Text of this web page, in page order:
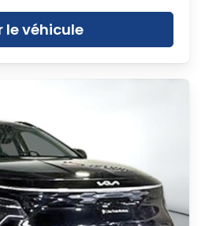
le véhicule